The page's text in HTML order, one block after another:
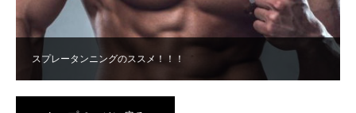
スプレータンニングのススメ！！！